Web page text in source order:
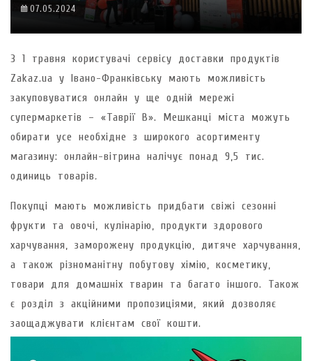
07.05.2024
З 1 травня користувачі сервісу доставки продуктів
Zakaz.ua у Івано-Франківську мають можливість
закуповуватися онлайн у ще одній мережі
супермаркетів – «Таврії В». Мешканці міста можуть
обирати усе необхідне з широкого асортименту
магазину: онлайн-вітрина налічує понад 9,5 тис.
одиниць товарів.
Покупці мають можливість придбати свіжі сезонні
фрукти та овочі, кулінарію, продукти здорового
харчування, заморожену продукцію, дитяче харчування,
а також різноманітну побутову хімію, косметику,
товари для домашніх тварин та багато іншого. Також
є розділ з акційними пропозиціями, який дозволяє
заощаджувати клієнтам свої кошти.